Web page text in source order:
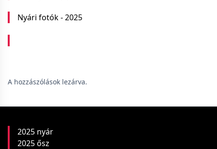
Nyári fotók - 2025
A hozzászólások lezárva.
2025 nyár
2025 ősz